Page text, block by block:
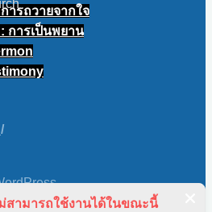
ารถวายจากใจ
การเป็นพยาน
/
.
สามารถใช้งานได้ในขณะนี้